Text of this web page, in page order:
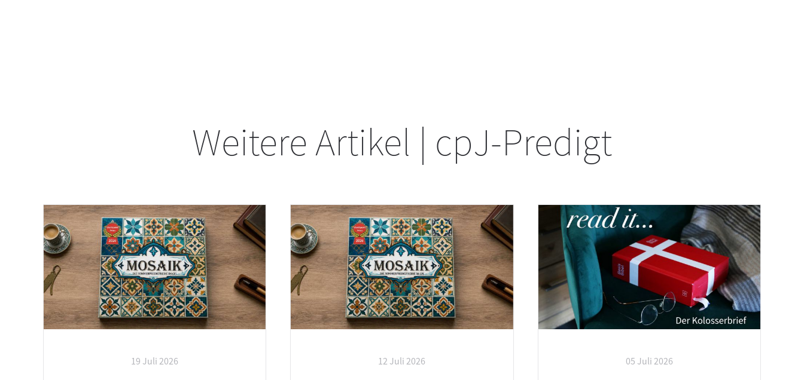
Weitere Artikel | cpJ-Predigt
19 Juli 2026 12 Juli 2026 05 Juli 2026